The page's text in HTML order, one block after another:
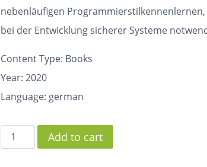
nebenläufigen
bei der Entwicklung sicherer Systeme
Content Type: Books
Year: 2020
Language: german
Add to cart